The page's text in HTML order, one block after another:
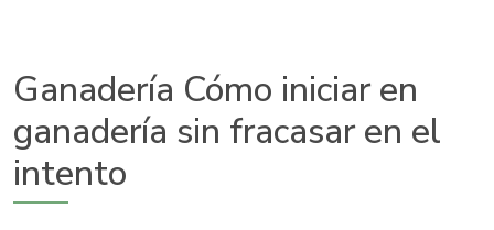
Ganadería Cómo iniciar en
ganadería sin fracasar en el
intento